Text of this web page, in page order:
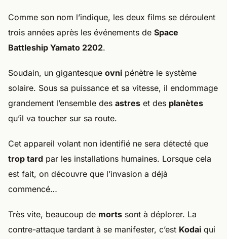
Comme son nom l’indique, les deux films se déroulent
trois années après les événements de Space
Battleship Yamato 2202.
Soudain, un gigantesque ovni pénètre le système
solaire. Sous sa puissance et sa vitesse, il endommage
grandement l’ensemble des astres et des planètes
qu’il va toucher sur sa route.
Cet appareil volant non identifié ne sera détecté que
trop tard par les installations humaines. Lorsque cela
est fait, on découvre que l’invasion a déjà
commencé…
Très vite, beaucoup de morts sont à déplorer. La
contre-attaque tardant à se manifester, c’est Kodai qui